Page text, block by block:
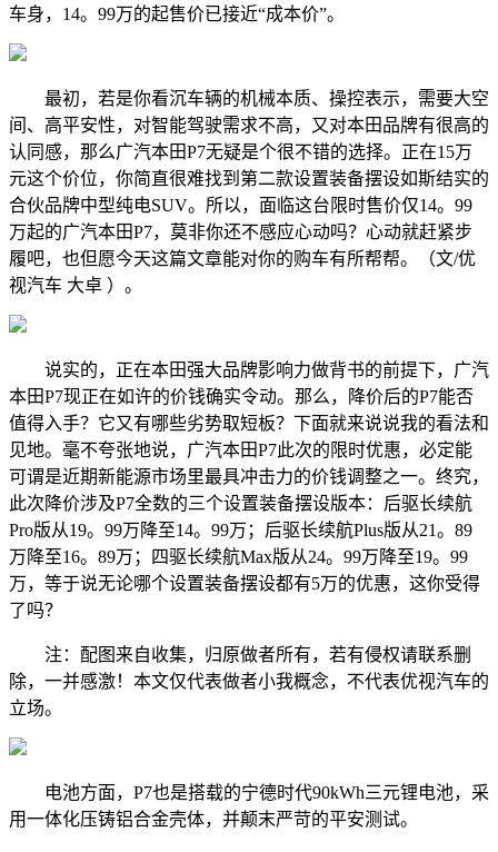
车身，14。99万的起售价已接近“成本价”。
最初，若是你看沉车辆的机械本质、操控表示，需要大空
间、高平安性，对智能驾驶需求不高，又对本田品牌有很高的
认同感，那么广汽本田P7无疑是个很不错的选择。正在15万
元这个价位，你简直很难找到第二款设置装备摆设如斯结实的
合伙品牌中型纯电SUV。所以，面临这台限时售价仅14。99
万起的广汽本田P7，莫非你还不感应心动吗？心动就赶紧步
履吧，也但愿今天这篇文章能对你的购车有所帮帮。（文/优
视汽车 大卓 ）。
说实的，正在本田强大品牌影响力做背书的前提下，广汽
本田P7现正在如许的价钱确实令动。那么，降价后的P7能否
值得入手？它又有哪些劣势取短板？下面就来说说我的看法和
见地。毫不夸张地说，广汽本田P7此次的限时优惠，必定能
可谓是近期新能源市场里最具冲击力的价钱调整之一。终究，
此次降价涉及P7全数的三个设置装备摆设版本：后驱长续航
Pro版从19。99万降至14。99万；后驱长续航Plus版从21。89
万降至16。89万；四驱长续航Max版从24。99万降至19。99
万，等于说无论哪个设置装备摆设都有5万的优惠，这你受得
了吗？
注：配图来自收集，归原做者所有，若有侵权请联系删
除，一并感激！本文仅代表做者小我概念，不代表优视汽车的
立场。
电池方面，P7也是搭载的宁德时代90kWh三元锂电池，采
用一体化压铸铝合金壳体，并颠末严苛的平安测试。